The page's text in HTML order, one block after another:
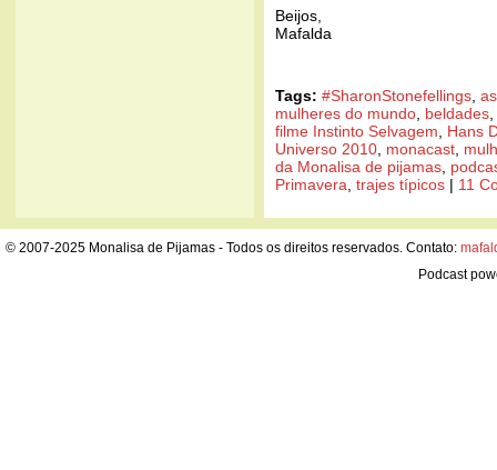
Beijos,
Mafalda
Tags: #SharonStonefellings
mulheres do mundo beldades
filme Instinto Selvagem
Hans
Universo 2010 monacast
da Monalisa de pijamas
Primavera trajes típicos | 11
© 2007-2025 Monalisa de Pijamas - Todos os direitos reservados. Contato:
Podcast